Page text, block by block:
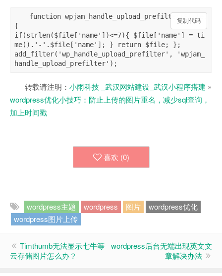
复制代码
复制代码
function wpjam_handle_upload_prefilter($file)
{
if(strlen($file['name'])<=7){ $file['name'] = ti
me().'-'.$file['name']; } return $file; };
add_filter('wp_handle_upload_prefilter', 'wpjam_
转载请注明： 小雨科技 _武汉网站建设_武汉小程序搭建 »
wordpress优化小技巧：防止上传的图片重名，减少sql查询，
加上时间戳
喜欢 (0)
wordpress主题 wordpress 图片
wordpress优化
wordpress图片上传
Timthumb无法显示七牛等
云存储图片怎么办？
wordpress后台无端出现英文文
章解决办法